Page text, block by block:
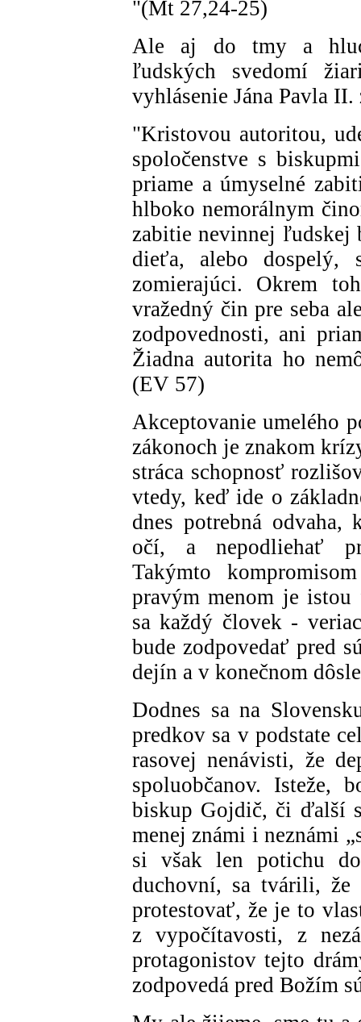
"(Mt 27,24-25)
Ale aj do tmy a
ľudských svedomí
vyhlásenie Jána Pavla
"Kristovou autoritou,
spoločenstve s
priame a úmyselné
hlboko nemorálnym
zabitie nevinnej ľudskej
dieťa, alebo dospelý,
zomierajúci. Okrem
vražedný čin pre seba
zodpovednosti, ani
Žiadna autorita ho
(EV 57)
Akceptovanie umelého
zákonoch je znakom
stráca schopnosť
vtedy, keď ide o
dnes potrebná
očí, a nepodliehať
Takýmto
pravým menom je istou
sa každý človek -
bude zodpovedať pred
dejín a v konečnom
Dodnes sa na
predkov sa v podstate
rasovej nenávisti, že
spoluobčanov.
biskup Gojdič, či ďalší
menej známi i neznámi
si však len potichu
duchovní, sa tvárili, že
protestovať, že je to
z vypočítavosti, z
protagonistov tejto
zodpovedá pred Božím